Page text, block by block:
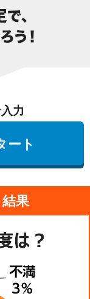
力
ート
果